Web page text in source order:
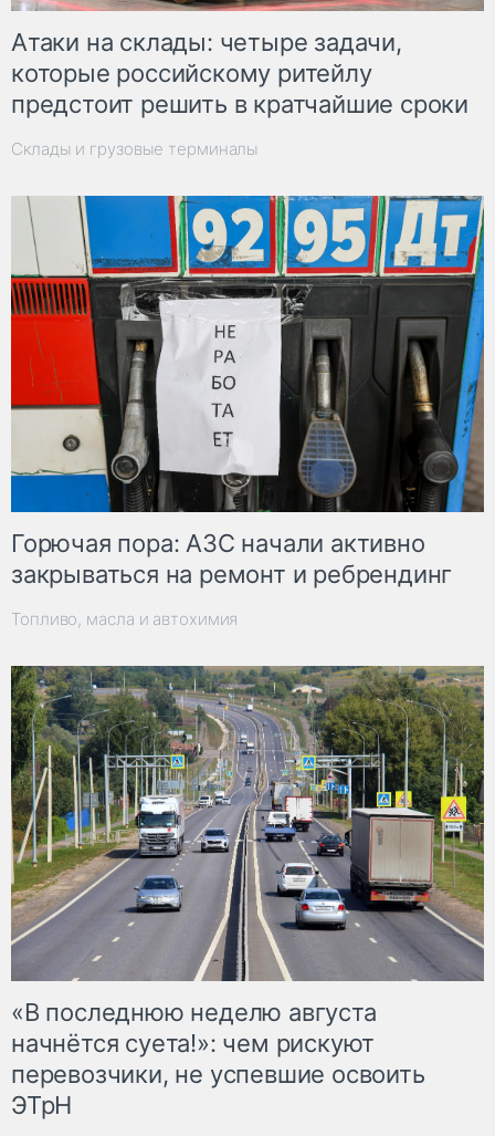
Атаки на склады: четыре задачи,
которые российскому ритейлу
предстоит решить в кратчайшие сроки
Склады и грузовые терминалы
Горючая пора: АЗС начали активно
закрываться на ремонт и ребрендинг
Топливо, масла и автохимия
«В последнюю неделю августа
начнётся суета!»: чем рискуют
перевозчики, не успевшие освоить
ЭТрН